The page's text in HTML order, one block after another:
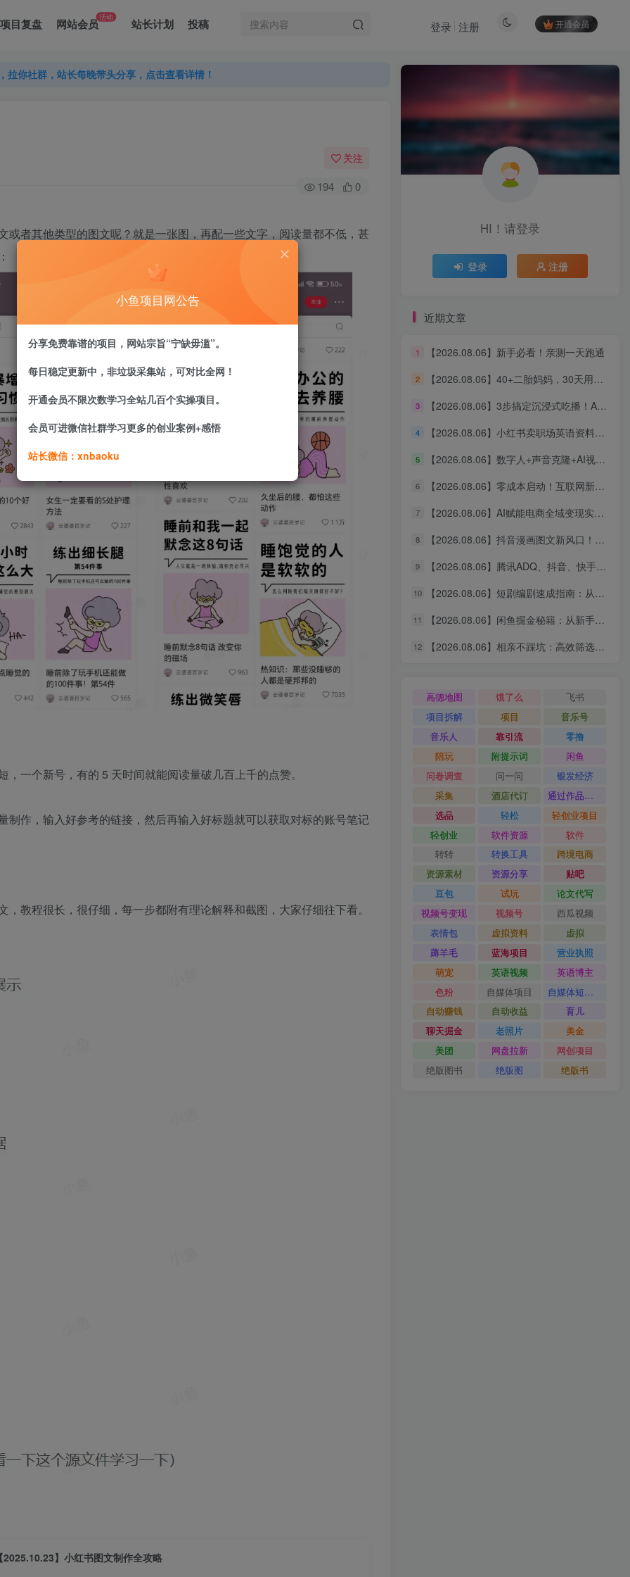
项目复盘 网站会员活动 站长计划 投稿 开通会员
登录 注册
你社群，站长每晚带头分享，点击查看详情！
你社群，站长每晚带头分享，点击查看详情！
关注
194 0
者其他类型的图文呢？就是一张图，再配一些文字，阅读量都不低，甚
一个新号，有的 5 天时间就能阅读量破几百上千的点赞。​
作，输入好参考的链接，然后再输入好标题就可以获取对标的账号笔记
教程很长，很仔细，每一步都附有理论解释和截图，大家仔细往下看。
2025.10.23】小红书图文制作全攻略
HI！请登录
登录 注册
近期文章
1 【2026.08.06】新手必看！亲测一天跑通
2 【2026.08.06】40+二胎妈妈，30天用AI搭建知识体系，从0启动3条“生产线”，涨粉2000+，一人公司实现自动运转（深度复盘）
3 【2026.08.06】3步搞定沉浸式吃播！AI无线画布保姆级教程，手把手教你轻松出片
4 【2026.08.06】小红书卖职场英语资料，单价39.8却狂销2万+，零基础新手也能轻松复制
5 【2026.08.06】数字人+声音克隆+AI视频生成，零基础玩转口播智能体全流程实战
6 【2026.08.06】零成本启动！互联网新个体创业全攻略：商业思维×流量实战×个人品牌，从小白到变现闭环
7 【2026.08.06】AI赋能电商全域变现实战指南｜多平台无人运营、智能工具应用、供应链合规与全链路盈利闭环系统课
8 【2026.08.06】抖音漫画图文新风口！10分钟快速出片，稳定获取创作者收益
9 【2026.08.06】腾讯ADQ、抖音、快手、B站全平台广告实操课：投手手把手教你稳定变现，拆解出单全流程
10 【2026.08.06】短剧编剧速成指南：从AI写剧指令到过稿投稿，全流程实操教学
11 【2026.08.06】闲鱼掘金秘籍：从新手到月入过万的实战全攻略，选品定价一网打尽
12 【2026.08.06】相亲不踩坑：高效筛选靠谱对象的实操指南，避开短择与利己型陷阱
高德地图 饿了么
飞书
项目拆解
项目
音乐号
音乐人
靠引流
零撸
陪玩
附提示词
闲鱼
问卷调查
问一问
银发经济
采集
酒店代订
通过作品流量
选品
轻松
轻创业项目
轻创业
软件资源
软件
转转
转换工具
跨境电商
资源素材
资源分享
贴吧
豆包
试玩
论文代写
视频号变现
视频号
西瓜视频
表情包
虚拟资料
虚拟
薅羊毛
蓝海项目
营业执照
萌宠
英语视频
英语博主
色粉
自媒体项目
自媒体短视频
自动赚钱
自动收益
育儿
聊天掘金
老照片
美金
美团
网盘拉新
网创项目
绝版图书
绝版图 绝版书
HI！请登录
登录 注册
创业者的第一个付费社群
1 【2026.08.06】新手必看！亲测一天跑通
2 【2026.08.06】40+二胎妈妈，30天用AI搭建知识体系，从0启动3条“生产线”，涨粉2000+，一人公司实现自动运转（深度复盘）
3 【2026.08.06】3步搞定沉浸式吃播！AI无线画布保姆级教程，手把手教你轻松出片
4 【2026.08.06】小红书卖职场英语资料，单价39.8却狂销2万+，零基础新手也能轻松复制
5 【2026.08.06】数字人+声音克隆+AI视频生成，零基础玩转口播智能体全流程实战
6 【2026.08.06】零成本启动！互联网新个体创业全攻略：商业思维×流量实战×个人品牌，从小白到变现闭环
【2026.08.06】抖音漫画图文新风口！10分钟快速出片，稳定获取创作者收益
【2026.08.06】腾讯ADQ、抖音、快手、B站全平台广告实操课：投手手把手教你稳定变现，拆解出单全流程
【2026.08.06】短剧编剧速成指南：从AI写剧指令到过稿投稿，全流程实操教学
【2026.08.06】闲鱼掘金秘籍：从新手到月入过万的实战全攻略，选品定价一网打尽
【2026.08.06】相亲不踩坑：高效筛选靠谱对象的实操指南，避开短择与利己型陷阱
小鱼项目网公告
分享免费靠谱的项目，网站宗旨“宁缺毋滥”。
每日稳定更新中，非垃圾采集站，可对比全网！
开通会员不限次数学习全站几百个实操项目。
会员可进微信社群学习更多的创业案例+感悟
站长微信：xnbaoku